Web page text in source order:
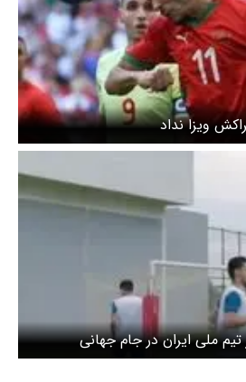
ویزا نداد
ملی ایران در جام جهانی